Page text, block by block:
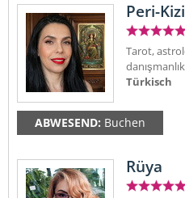
Peri-Kizi
Tarot,
Türkisch
ABWESEND: Buchen
Rüya